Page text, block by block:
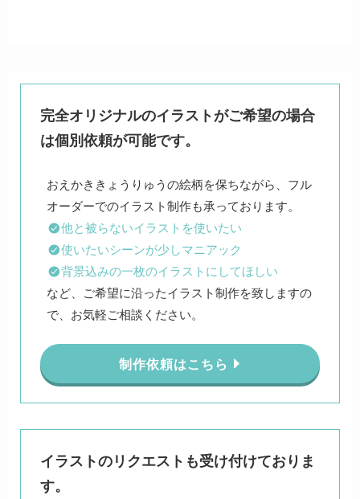
完全オリジナルのイラストがご希望の場合
は個別依頼が可能です。
おえかききょうりゅうの絵柄を保ちながら、フル
他と被らないイラストを使いたい
使いたいシーンが少しマニアック
背景込みの一枚のイラストにしてほしい
など、ご希望に沿ったイラスト制作を致しますの
で、お気軽ご相談ください。
制作依頼はこちら
イラストのリクエストも受け付けておりま
す。